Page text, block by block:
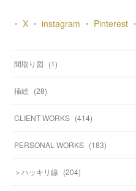
・ X・ instagram ・ Pinterest・
間取り図 (1)
挿絵 (28)
CLIENT WORKS (414)
PERSONAL WORKS (183)
＞ハッキリ線 (204)